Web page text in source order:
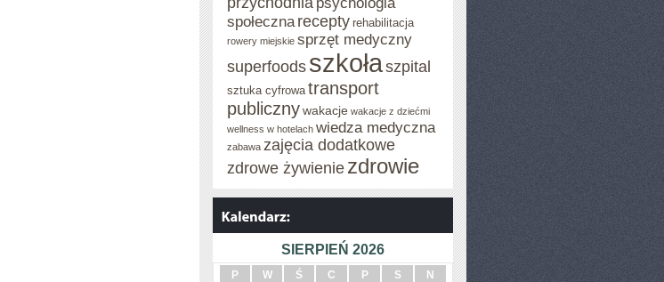
społeczna recepty rehabilitacja
rowery miejskie sprzęt medyczny
superfoods szkołaszpital
sztuka cyfrowa transport
publicznywakacje wakacje z dziećmi
wellness w hotelach wiedza medyczna
zabawa zajęcia dodatkowe
zdrowe żywienie zdrowie
SIERPIEŃ 2026
P W Ś C P S
N